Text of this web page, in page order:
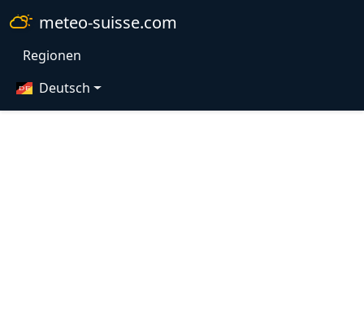
meteo-suisse.com
Regionen
Deutsch